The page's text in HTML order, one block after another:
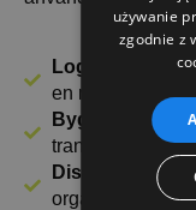
Logistik och
en mängd olika
Bygg- och
transport av
Distribution
organisera lager
używanie
zgodnie z